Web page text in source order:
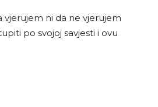
vjerujem ni da ne vjerujem
po svojoj savjesti i ovu